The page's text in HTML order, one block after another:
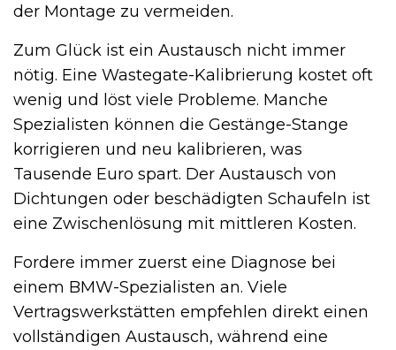
der Montage zu vermeiden.
Zum Glück ist ein Austausch nicht immer
nötig. Eine Wastegate-Kalibrierung kostet oft
wenig und löst viele Probleme. Manche
Spezialisten können die Gestänge-Stange
korrigieren und neu kalibrieren, was
Tausende Euro spart. Der Austausch von
Dichtungen oder beschädigten Schaufeln ist
eine Zwischenlösung mit mittleren Kosten.
Fordere immer zuerst eine Diagnose bei
einem BMW-Spezialisten an. Viele
Vertragswerkstätten empfehlen direkt einen
vollständigen Austausch, während eine